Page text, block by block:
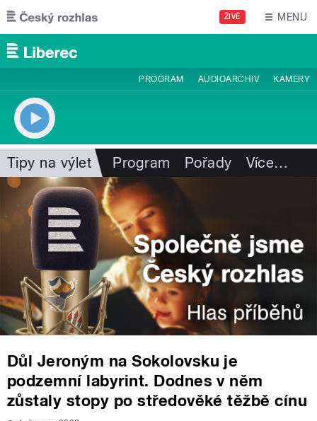
Přejít k hlavnímu obsahu
ŽIVĚ MENU
PROGRAM AUDIOARCHIV KAMERY
Tipy na výlet Program Pořady Více…
Důl Jeroným na Sokolovsku je
podzemní labyrint. Dodnes v něm
zůstaly stopy po středověké těžbě cínu